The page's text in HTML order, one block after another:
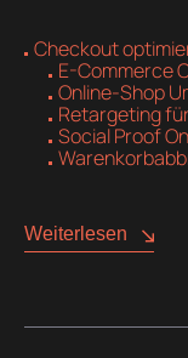
Checkout
E-Commerce
Online-Shop
Retargeting
Social Proof
Weiterlesen